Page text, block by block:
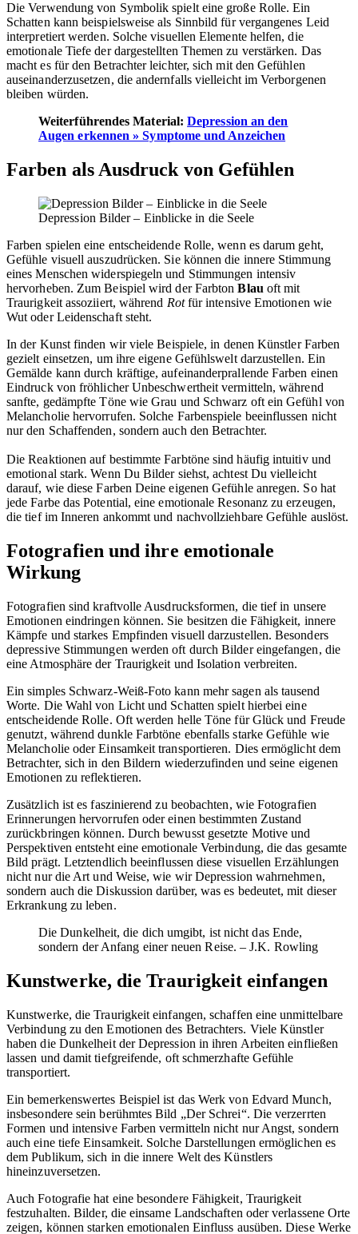
Die Verwendung von Symbolik spielt eine große Rolle. Ein
Schatten kann beispielsweise als Sinnbild für vergangenes Leid
interpretiert werden. Solche visuellen Elemente helfen, die
emotionale Tiefe der dargestellten Themen zu verstärken. Das
macht es für den Betrachter leichter, sich mit den Gefühlen
auseinanderzusetzen, die andernfalls vielleicht im Verborgenen
bleiben würden.
Weiterführendes Material:Depression an den
Augen erkennen » Symptome und Anzeichen
Farben als Ausdruck von Gefühlen
Depression Bilder – Einblicke in die Seele
Farben spielen eine entscheidende Rolle, wenn es darum geht,
Gefühle visuell auszudrücken. Sie können die innere Stimmung
eines Menschen widerspiegeln und Stimmungen intensiv
hervorheben. Zum Beispiel wird der FarbtonBlau oft mit
Traurigkeit assoziiert, während Rotfür intensive Emotionen wie
Wut oder Leidenschaft steht.
In der Kunst finden wir viele Beispiele, in denen Künstler Farben
gezielt einsetzen, um ihre eigene Gefühlswelt darzustellen. Ein
Gemälde kann durch kräftige, aufeinanderprallende Farben einen
Eindruck von fröhlicher Unbeschwertheit vermitteln, während
sanfte, gedämpfte Töne wie Grau und Schwarz oft ein Gefühl von
Melancholie hervorrufen. Solche Farbenspiele beeinflussen nicht
nur den Schaffenden, sondern auch den Betrachter.
Die Reaktionen auf bestimmte Farbtöne sind häufig intuitiv und
emotional stark. Wenn Du Bilder siehst, achtest Du vielleicht
darauf, wie diese Farben Deine eigenen Gefühle anregen. So hat
jede Farbe das Potential, eine emotionale Resonanz zu erzeugen,
die tief im Inneren ankommt und nachvollziehbare Gefühle auslöst.
Fotografien und ihre emotionale
Wirkung
Fotografien sind kraftvolle Ausdrucksformen, die tief in unsere
Emotionen eindringen können. Sie besitzen die Fähigkeit, innere
Kämpfe und starkes Empfinden visuell darzustellen. Besonders
depressive Stimmungen werden oft durch Bilder eingefangen, die
eine Atmosphäre der Traurigkeit und Isolation verbreiten.
Ein simples Schwarz-Weiß-Foto kann mehr sagen als tausend
Worte. Die Wahl von Licht und Schatten spielt hierbei eine
entscheidende Rolle. Oft werden helle Töne für Glück und Freude
genutzt, während dunkle Farbtöne ebenfalls starke Gefühle wie
Melancholie oder Einsamkeit transportieren. Dies ermöglicht dem
Betrachter, sich in den Bildern wiederzufinden und seine eigenen
Emotionen zu reflektieren.
Zusätzlich ist es faszinierend zu beobachten, wie Fotografien
Erinnerungen hervorrufen oder einen bestimmten Zustand
zurückbringen können. Durch bewusst gesetzte Motive und
Perspektiven entsteht eine emotionale Verbindung, die das gesamte
Bild prägt. Letztendlich beeinflussen diese visuellen Erzählungen
nicht nur die Art und Weise, wie wir Depression wahrnehmen,
sondern auch die Diskussion darüber, was es bedeutet, mit dieser
Erkrankung zu leben.
Die Dunkelheit, die dich umgibt, ist nicht das Ende,
sondern der Anfang einer neuen Reise. – J.K. Rowling
Kunstwerke, die Traurigkeit einfangen
Kunstwerke, die Traurigkeit einfangen, schaffen eine unmittelbare
Verbindung zu den Emotionen des Betrachters. Viele Künstler
haben die Dunkelheit der Depression in ihren Arbeiten einfließen
lassen und damit tiefgreifende, oft schmerzhafte Gefühle
transportiert.
Ein bemerkenswertes Beispiel ist das Werk von Edvard Munch,
insbesondere sein berühmtes Bild „Der Schrei“. Die verzerrten
Formen und intensive Farben vermitteln nicht nur Angst, sondern
auch eine tiefe Einsamkeit. Solche Darstellungen ermöglichen es
dem Publikum, sich in die innere Welt des Künstlers
hineinzuversetzen.
Auch Fotografie hat eine besondere Fähigkeit, Traurigkeit
festzuhalten. Bilder, die einsame Landschaften oder verlassene Orte
zeigen, können starken emotionalen Einfluss ausüben. Diese Werke